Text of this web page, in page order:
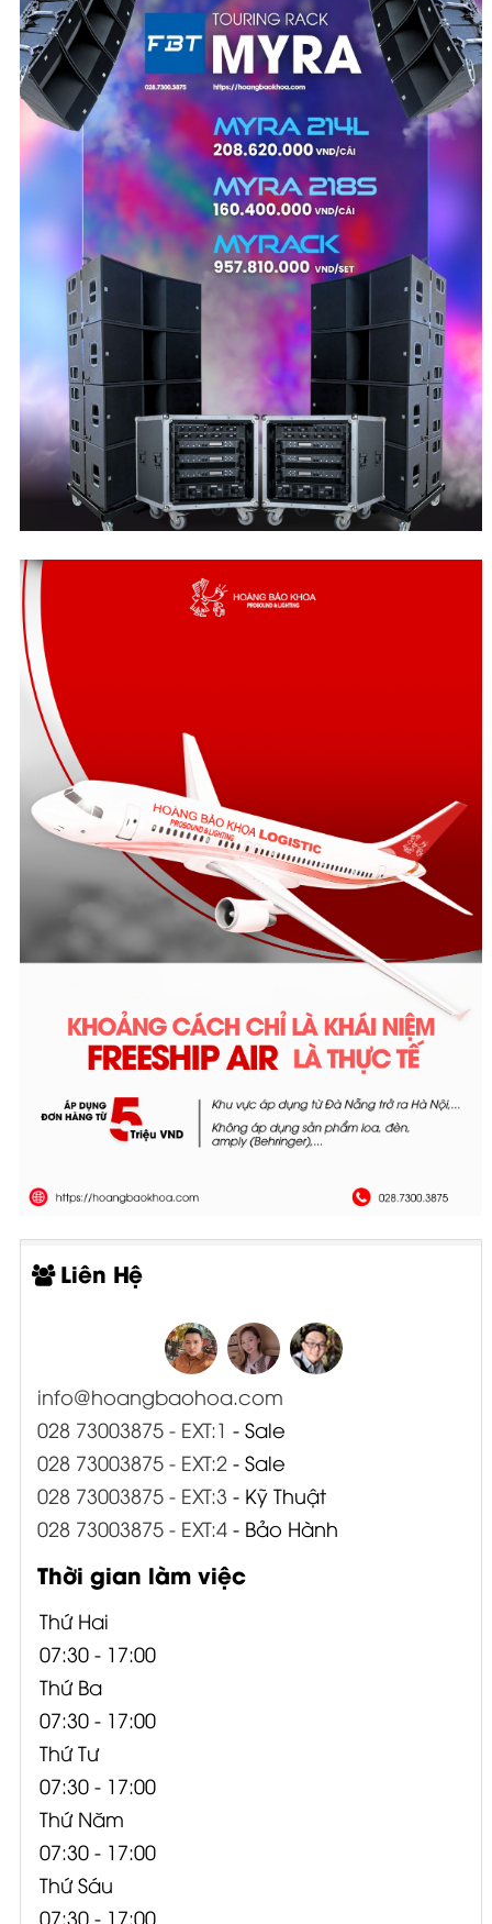
Liên Hệ
info@hoangbaohoa.com
028 73003875 - EXT:1 - Sale
028 73003875 - EXT:2- Sale
028 73003875 - EXT:3 - Kỹ Thuật
028 73003875 - EXT:4- Bảo Hành
Thời gian làm việc
Thứ Hai
07:30 - 17:00
Thứ Ba
07:30 - 17:00
Thứ Tư
07:30 - 17:00
Thứ Năm
07:30 - 17:00
Thứ Sáu
07:30 - 17:00